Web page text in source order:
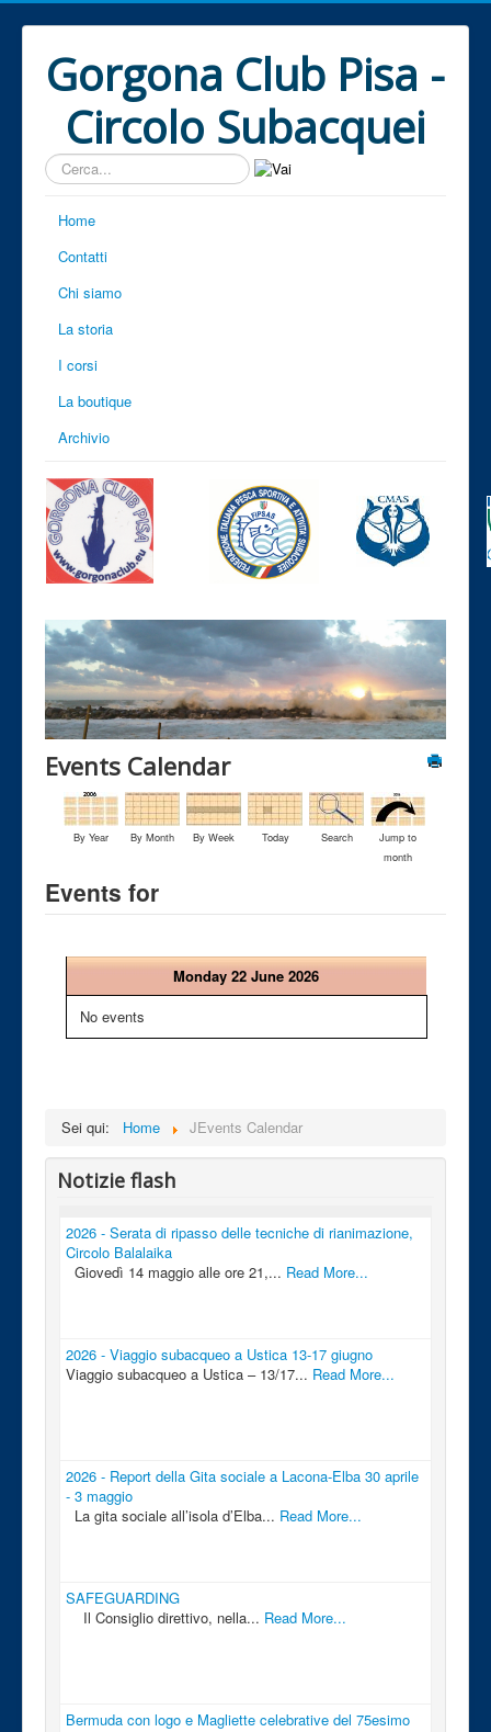
Gorgona Club Pisa -
Circolo Subacquei
Cerca...
Home
Contatti
Chi siamo
La storia
I corsi
La boutique
Archivio
Events Calendar
By Year By Month By Week Today Search
Jump to
month
Events for
Monday 22 June 2026
No events
Sei qui: Home JEvents Calendar
Notizie flash
2026 - Serata di ripasso delle tecniche di rianimazione,
Circolo Balalaika
Giovedì 14 maggio alle ore 21,... Read More...
2026 - Viaggio subacqueo a Ustica 13-17 giugno
Viaggio subacqueo a Ustica – 13/17... Read More...
2026 - Report della Gita sociale a Lacona-Elba 30 aprile
- 3 maggio
La gita sociale all’isola d’Elba... Read More...
SAFEGUARDING
Il Consiglio direttivo, nella... Read More...
Bermuda con logo e Magliette celebrative del 75esimo